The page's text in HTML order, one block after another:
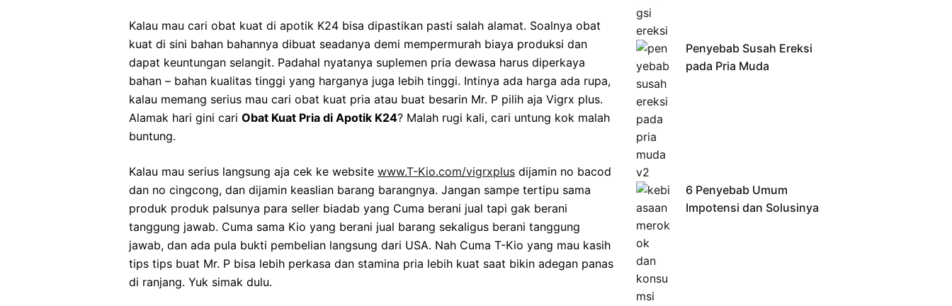
Kalau mau cari obat kuat di apotik K24 bisa dipastikan pasti salah alamat. Soalnya obat
kuat di sini bahan bahannya dibuat seadanya demi mempermurah biaya produksi dan
dapat keuntungan selangit. Padahal nyatanya suplemen pria dewasa harus diperkaya
bahan – bahan kualitas tinggi yang harganya juga lebih tinggi. Intinya ada harga ada rupa,
kalau memang serius mau cari obat kuat pria atau buat besarin Mr. P pilih aja Vigrx plus.
Alamak hari gini cari Obat Kuat Pria di Apotik K24? Malah rugi kali, cari untung kok malah
buntung.
Kalau mau serius langsung aja cek ke website www.T-Kio.com/vigrxplus dijamin no bacod
dan no cingcong, dan dijamin keaslian barang barangnya. Jangan sampe tertipu sama
produk produk palsunya para seller biadab yang Cuma berani jual tapi gak berani
tanggung jawab. Cuma sama Kio yang berani jual barang sekaligus berani tanggung
jawab, dan ada pula bukti pembelian langsung dari USA. Nah Cuma T-Kio yang mau kasih
tips tips buat Mr. P bisa lebih perkasa dan stamina pria lebih kuat saat bikin adegan panas
di ranjang. Yuk simak dulu.
Penyebab Susah Ereksi
pada Pria Muda
6 Penyebab Umum
Impotensi dan Solusinya